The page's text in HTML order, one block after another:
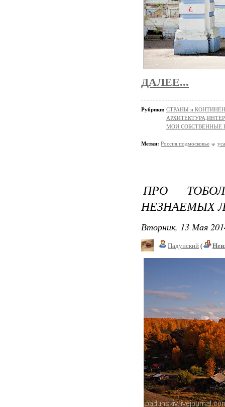
ДАЛЕЕ...
Рубрики: СТРАНЫ и
МОИ СОБСТВЕННЫЕ
Метки: Россия.подмосковье
ПРО
НЕЗНАЕМЫХ
Вторник, 13 Мая
Падунский (